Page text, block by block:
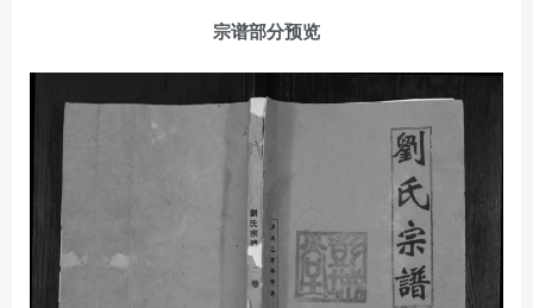
宗谱部分预览